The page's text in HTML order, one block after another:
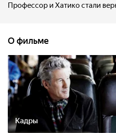
Профессор и Хатико стали
О фильме
Кадры